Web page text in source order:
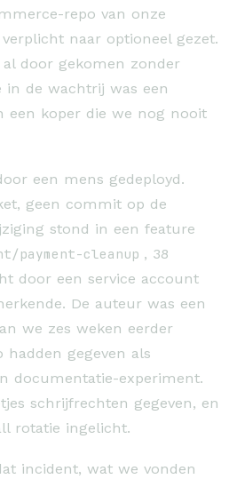
repo van onze
naar optioneel gezet.
door gekomen zonder
in de wachtrij was een
een koper die we nog nooit
een mens gedeployd.
geen commit op de
stond in een feature
payment-cleanup , 38
door een service account
De auteur was een
we zes weken eerder
hadden gegeven als
documentatie-experiment.
schrijfrechten gegeven, en
rotatie ingelicht.
incident, wat we vonden